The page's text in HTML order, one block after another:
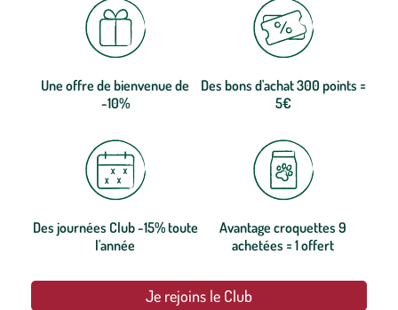
Une offre de bienvenue de
-10%
Des bons d'achat 300 points =
5€
Des journées Club -15% toute
l'année
Avantage croquettes 9
achetées = 1 offert
Je rejoins le Club